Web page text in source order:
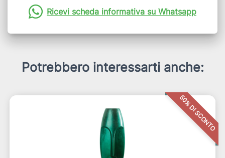
Ricevi scheda informativa su Whatsapp
Potrebbero interessarti anche:
50% DI SCONTO